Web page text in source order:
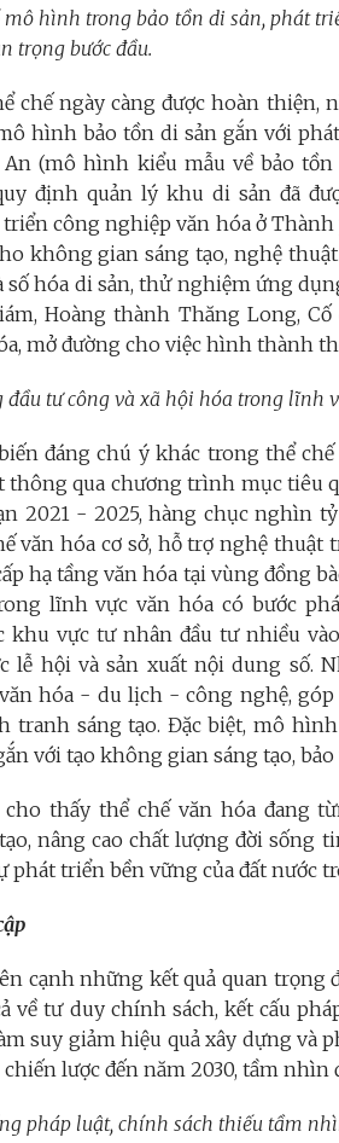
hình trong bảo tồn di sản, phát
trọng bước đầu.
chế ngày càng được hoàn thiện,
hình bảo tồn di sản gắn với
(mô hình kiểu mẫu về bảo
định quản lý khu di sản đã
công nghiệp văn hóa ở
không gian sáng tạo, nghệ
số hóa di sản, thử nghiệm ứng
Hoàng thành Thăng Long,
mở đường cho việc hình thành
đầu tư công và xã hội hóa trong lĩnh
đáng chú ý khác trong thể
thông qua chương trình mục tiêu
2021 - 2025, hàng chục nghìn
văn hóa cơ sở, hỗ trợ nghệ
hạ tầng văn hóa tại vùng đồng
lĩnh vực văn hóa có bước
khu vực tư nhân đầu tư nhiều
lễ hội và sản xuất nội dung số.
hóa - du lịch - công nghệ,
tranh sáng tạo. Đặc biệt, mô
với tạo không gian sáng tạo,
cho thấy thể chế văn hóa đang
nâng cao chất lượng đời sống
phát triển bền vững của đất nước
cạnh những kết quả quan trọng
về tư duy chính sách, kết cấu
suy giảm hiệu quả xây dựng và
chiến lược đến năm 2030, tầm
pháp luật, chính sách thiếu tầm